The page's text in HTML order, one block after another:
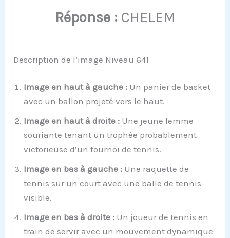
Réponse : CHELEM
Description de l’image Niveau 641
Image en haut à gauche : Un panier de basket
avec un ballon projeté vers le haut.
Image en haut à droite : Une jeune femme
souriante tenant un trophée probablement
victorieuse d’un tournoi de tennis.
Image en bas à gauche : Une raquette de
tennis sur un court avec une balle de tennis
visible.
Image en bas à droite : Un joueur de tennis en
train de servir avec un mouvement dynamique